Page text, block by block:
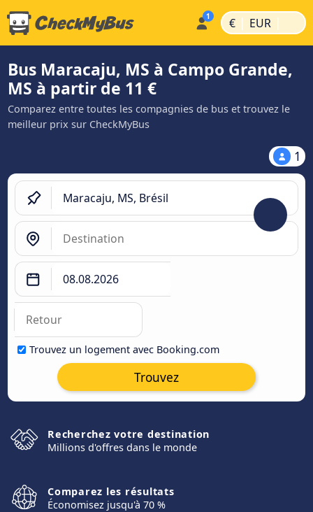
€ | EUR |
Bus Maracaju, MS à Campo Grande,
MS à partir de 11 €
Comparez entre toutes les compagnies de bus et trouvez le
meilleur prix sur CheckMyBus
1
Trouvez un logement avec Booking.com
Trouvez
Recherchez votre destination
Millions d'offres dans le monde
Comparez les résultats
Économisez jusqu'à 70 %